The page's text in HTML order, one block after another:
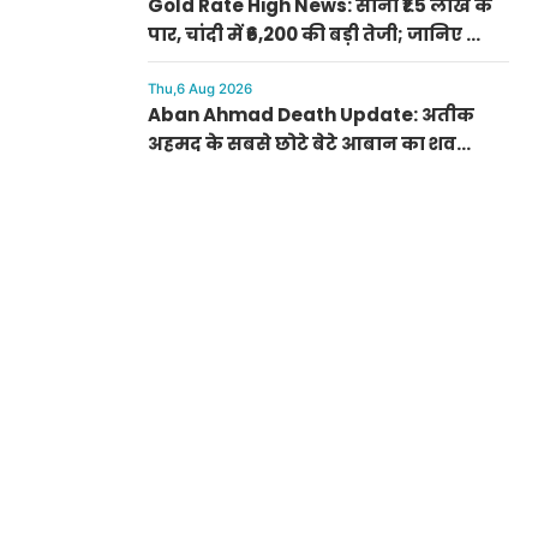
Gold Rate High News: सोना ₹1.5 लाख के
पार, चांदी में ₹6,200 की बड़ी तेजी; जानिए क्यों
अचानक बढ़ गए रेट
Thu,6 Aug 2026
Aban Ahmad Death Update: अतीक
अहमद के सबसे छोटे बेटे आबान का शव